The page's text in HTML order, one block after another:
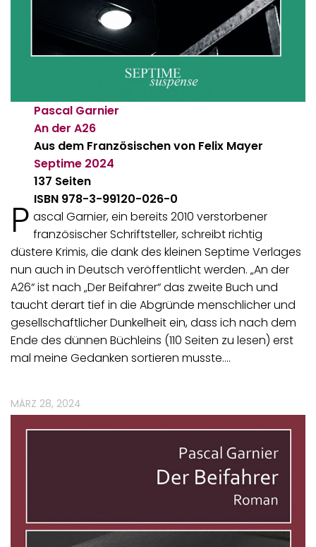
Pascal Garnier
An der A26
Aus dem Französischen von Felix Mayer
Septime 2024
137 Seiten
ISBN 978-3-99120-026-0
P ascal Garnier, ein bereits 2010 verstorbener
französischer Schriftsteller, schreibt richtig
düstere Krimis, die dank des kleinen Septime Verlages
nun auch in Deutsch veröffentlicht werden. „An der
A26“ ist nach „Der Beifahrer“ das zweite Buch und
taucht derart tief in die Abgründe menschlicher und
gesellschaftlicher Dunkelheit ein, dass ich nach dem
Ende des dünnen Büchleins (110 Seiten zu lesen) erst
mal meine Gedanken sortieren musste.…
MÄRZ 28, 2024